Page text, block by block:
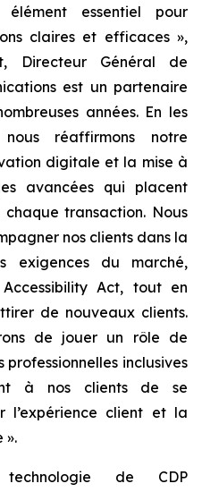
élément essentiel pour
claires et efficaces »,
Directeur Général de
est un partenaire
années. En les
réaffirmons notre
digitale et la mise à
avancées qui placent
transaction. Nous
nos clients dans la
exigences du marché,
Act, tout en
de nouveaux clients.
de jouer un rôle de
inclusives
à nos clients de se
l’expérience client et la
».
de CDP